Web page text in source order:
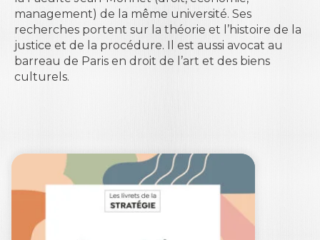
management) de la même université. Ses
recherches portent sur la théorie et l’histoire de la
justice et de la procédure. Il est aussi avocat au
barreau de Paris en droit de l’art et des biens
culturels.